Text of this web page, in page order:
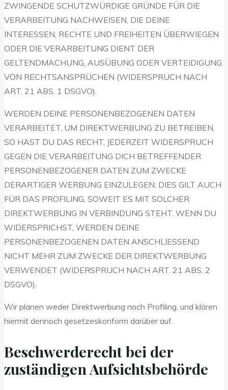
ZWINGENDE SCHUTZWÜRDIGE GRÜNDE FÜR DIE
VERARBEITUNG NACHWEISEN, DIE DEINE
INTERESSEN, RECHTE UND FREIHEITEN ÜBERWIEGEN
ODER DIE VERARBEITUNG DIENT DER
GELTENDMACHUNG, AUSÜBUNG ODER VERTEIDIGUNG
VON RECHTSANSPRÜCHEN (WIDERSPRUCH NACH
ART. 21 ABS. 1 DSGVO).
WERDEN DEINE PERSONENBEZOGENEN DATEN
VERARBEITET, UM DIREKTWERBUNG ZU BETREIBEN,
SO HAST DU DAS RECHT, JEDERZEIT WIDERSPRUCH
GEGEN DIE VERARBEITUNG DICH BETREFFENDER
PERSONENBEZOGENER DATEN ZUM ZWECKE
DERARTIGER WERBUNG EINZULEGEN; DIES GILT AUCH
FÜR DAS PROFILING, SOWEIT ES MIT SOLCHER
DIREKTWERBUNG IN VERBINDUNG STEHT. WENN DU
WIDERSPRICHST, WERDEN DEINE
PERSONENBEZOGENEN DATEN ANSCHLIESSEND
NICHT MEHR ZUM ZWECKE DER DIREKTWERBUNG
VERWENDET (WIDERSPRUCH NACH ART. 21 ABS. 2
DSGVO).
Wir planen weder Direktwerbung noch Profiling, und klären
hiermit dennoch gesetzeskonform darüber auf.
Beschwerde­recht bei der
zuständigen Aufsichts­behörde